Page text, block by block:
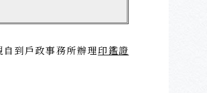
到戶政事務所辦理印鑑證